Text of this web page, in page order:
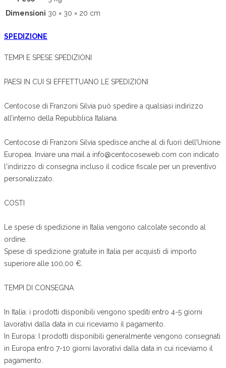
Dimensioni 30 × 30 × 20 cm
SPEDIZIONE
TEMPI E SPESE SPEDIZIONI
PAESI IN CUI SI EFFETTUANO LE SPEDIZIONI
Centocose di Franzoni Silvia può spedire a qualsiasi indirizzo
all’interno della Repubblica Italiana.
Centocose di Franzoni Silvia spedisce anche al di fuori dell’Unione
Europea. Inviare una mail a info@centocoseweb.com con indicato
l'indirizzo di consegna incluso il codice fiscale per un preventivo
personalizzato.
COSTI
Le spese di spedizione in Italia vengono calcolate secondo al
ordine.
Spese di spedizione gratuite in Italia per acquisti di importo
superiore alle 100,00 €.
TEMPI DI CONSEGNA
In Italia: i prodotti disponibili vengono spediti entro 4-5 giorni
lavorativi dalla data in cui riceviamo il pagamento.
In Europa: I prodotti disponibili generalmente vengono consegnati
in Europa entro 7-10 giorni lavorativi dalla data in cui riceviamo il
pagamento.